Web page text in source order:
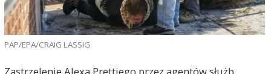
PAP/EPA/CRAIG LASSIG